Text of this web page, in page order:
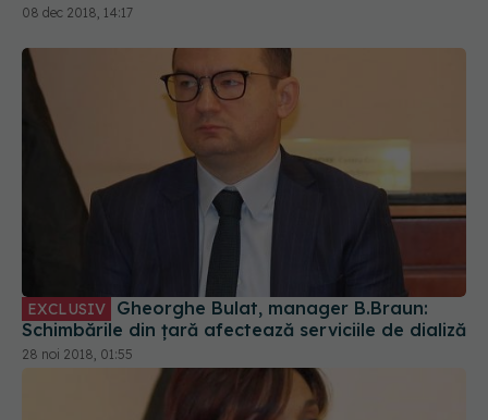
08 dec 2018, 14:17
EXCLUSIV
Schimbările din țară afectează serviciile de dializă
28 noi 2018, 01:55